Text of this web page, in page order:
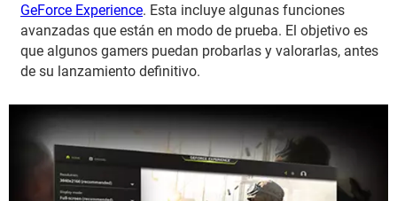
GeForce Experience. Esta incluye algunas funciones
avanzadas que están en modo de prueba. El objetivo es
que algunos gamers puedan probarlas y valorarlas, antes
de su lanzamiento definitivo.